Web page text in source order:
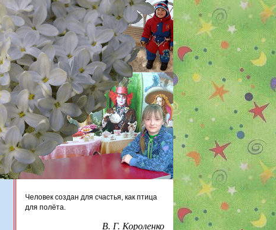
Человек создан для счастья, как птица
для полёта.
В. Г. Короленко